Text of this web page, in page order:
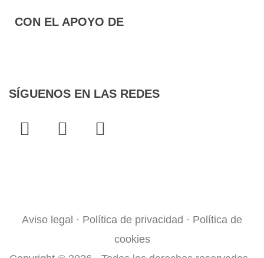
CON EL APOYO DE
SÍGUENOS EN LAS REDES
F
a
o
T
w
r
I
n
r
Aviso legal · Política de privacidad · Política de
cookies